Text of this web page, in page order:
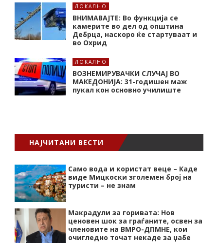
ЛОКАЛНО
ВНИМАВАЈТЕ: Во функција се
камерите во дел од општина
Дебрца, наскоро ќе стартуваат и
во Охрид
ЛОКАЛНО
ВОЗНЕМИРУВАЧКИ СЛУЧАЈ ВО
МАКЕДОНИЈА: 31-годишен маж
пукал кон основнo училиште
НАЈЧИТАНИ ВЕСТИ
Само вода и користат веце – Каде
виде Мицкоски зголемен број на
туристи – не знам
Макрадули за горивата: Нов
ценовен шок за граѓаните, освен за
членовите на ВМРО-ДПМНЕ, кои
очигледно точат некаде за џабе